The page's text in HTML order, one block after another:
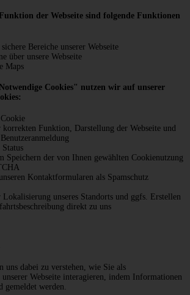
der Webseite sind folgende Funktionen
Bereiche unserer Webseite
über unsere Webseite
Maps
Cookies" nutzen wir auf unserer
korrekten Funktion, Darstellung der Webseite und
Status
Speichern der von Ihnen gewählten Cookienutzung
Kontaktformularen als Spamschutz
Lokalisierung unseres Standorts und ggfs. Erstellen
direkt zu uns
uns dabei zu verstehen, wie Sie als
unserer Webseite interagieren, indem Informationen
gemeldet werden.